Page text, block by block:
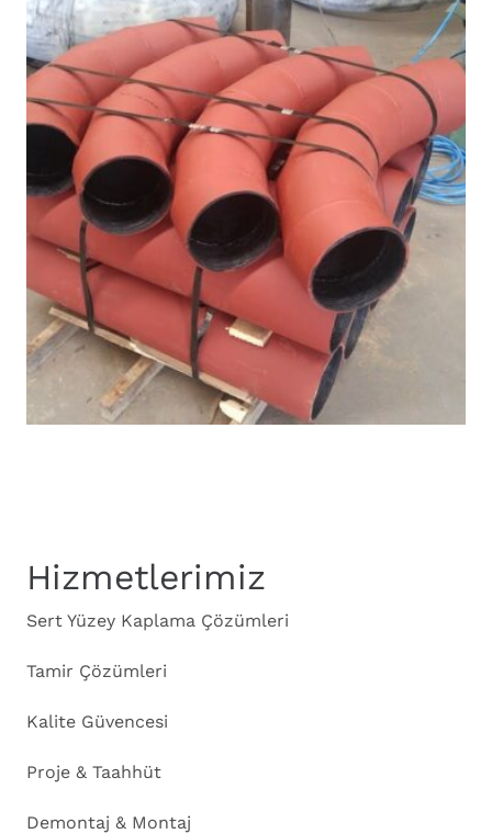
Hizmetlerimiz
Sert Yüzey Kaplama Çözümleri
Tamir Çözümleri
Kalite Güvencesi
Proje & Taahhüt
Demontaj & Montaj